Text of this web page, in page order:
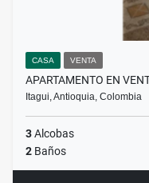
CASA VENTA
APARTAMENTO EN
Itagui, Antioquia, Colombia
3Alcobas
2 Baños